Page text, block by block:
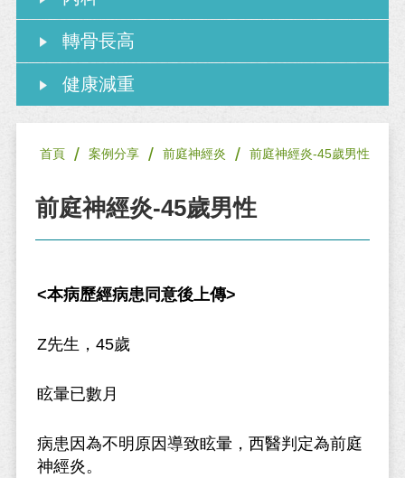
轉骨長高
健康減重
首頁 / 案例分享 / 前庭神經炎 / 前庭神經炎-45歲男性
前庭神經炎-45歲男性
<本病歷經病患同意後上傳>
Z先生，45歲
眩暈已數月
病患因為不明原因導致眩暈，西醫判定為前庭
神經炎。